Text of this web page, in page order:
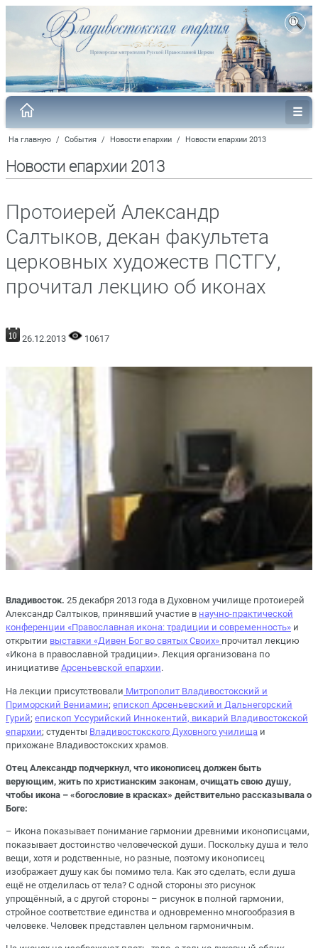
На главную / События / Новости епархии / Новости епархии 2013
Новости епархии 2013
Протоиерей Александр
Салтыков, декан факультета
церковных художеств ПСТГУ,
прочитал лекцию об иконах
26.12.2013 10617
Владивосток. 25 декабря 2013 года в Духовном училище протоиерей
Александр Салтыков, принявший участие в научно-практической
конференции «Православная икона: традиции и современность» и
открытии выставки «Дивен Бог во святых Своих» прочитал лекцию
«Икона в православной традиции». Лекция организована по
инициативе Арсеньевской епархии.
На лекции присутствовали Митрополит Владивостокский и
Приморский Вениамин; епископ Арсеньевский и Дальнегорский
Гурий; епископ Уссурийский Иннокентий, викарий Владивостокской
епархии; студенты Владивостокского Духовного училища и
прихожане Владивостокских храмов.
Отец Александр подчеркнул, что иконописец должен быть
верующим, жить по христианским законам, очищать свою душу,
чтобы икона – «богословие в красках» действительно рассказывала о
Боге:
– Икона показывает понимание гармонии древними иконописцами,
показывает достоинство человеческой души. Поскольку душа и тело
вещи, хотя и родственные, но разные, поэтому иконописец
изображает душу как бы помимо тела. Как это сделать, если душа
ещё не отделилась от тела? С одной стороны это рисунок
упрощённый, а с другой стороны – рисунок в полной гармонии,
стройное соответствие единства и одновременно многообразия в
человеке. Человек представлен цельном гармоничным.